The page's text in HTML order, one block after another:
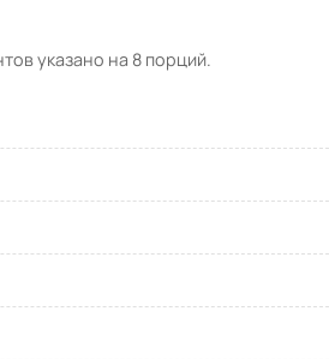
указано на 8 порций.